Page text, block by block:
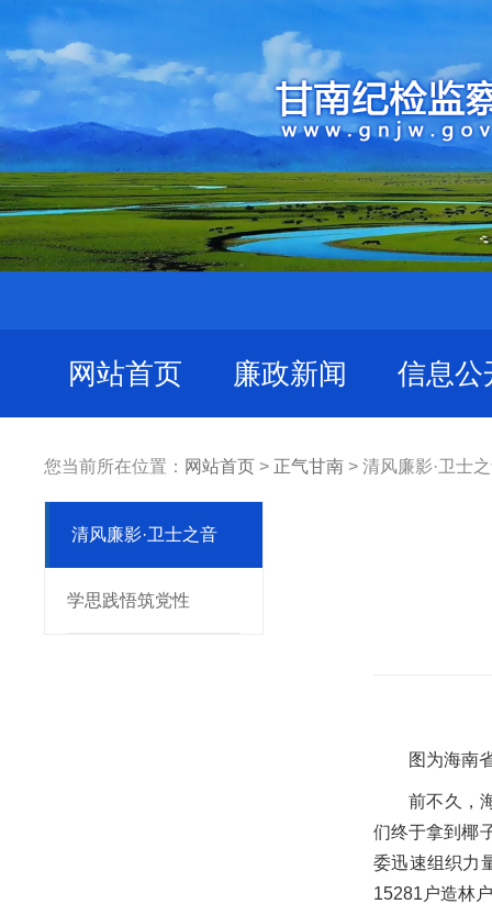
网站首页 廉政新闻 信息公
您当前所在位置： 网站首页 > 正气甘南 > 清风廉影·卫士
清风廉影·卫士之音
学思践悟筑党性
图为海南
前不久，
们终于拿到椰
委迅速组织力
15281户造林